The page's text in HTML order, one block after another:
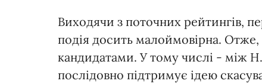
Виходячи з поточних рейтингів,
подія досить малоймовірна. Отже,
кандидатами. У тому числі - між
послідовно підтримує ідею